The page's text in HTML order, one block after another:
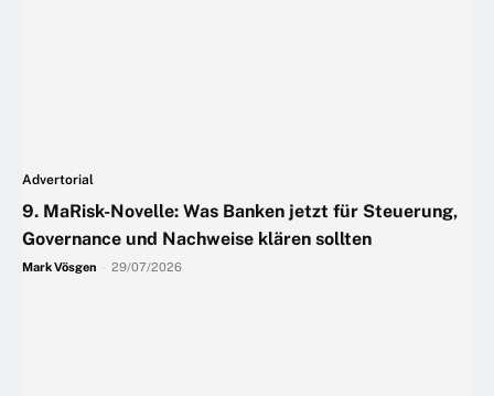
Advertorial
9. MaRisk-Novelle: Was Banken jetzt für Steuerung,
Governance und Nachweise klären sollten
Mark Vösgen 29/07/2026